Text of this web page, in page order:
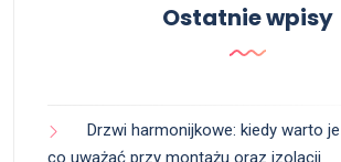
Ostatnie wpisy
Drzwi harmonijkowe: kiedy warto
co uważać przy montażu oraz izolacji